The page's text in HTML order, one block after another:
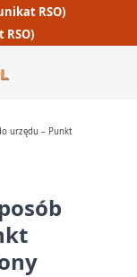
RSO)
urzędu – Punkt